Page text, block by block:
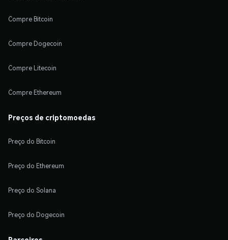
Compre Bitcoin
Compre Dogecoin
Compre Litecoin
Compre Ethereum
Preços de criptomoedas
Preço do Bitcoin
Preço do Ethereum
Preço do Solana
Preço do Dogecoin